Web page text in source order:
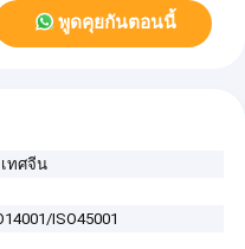
พูดคุยกันตอนนี้
เทศจีน
ISO45001